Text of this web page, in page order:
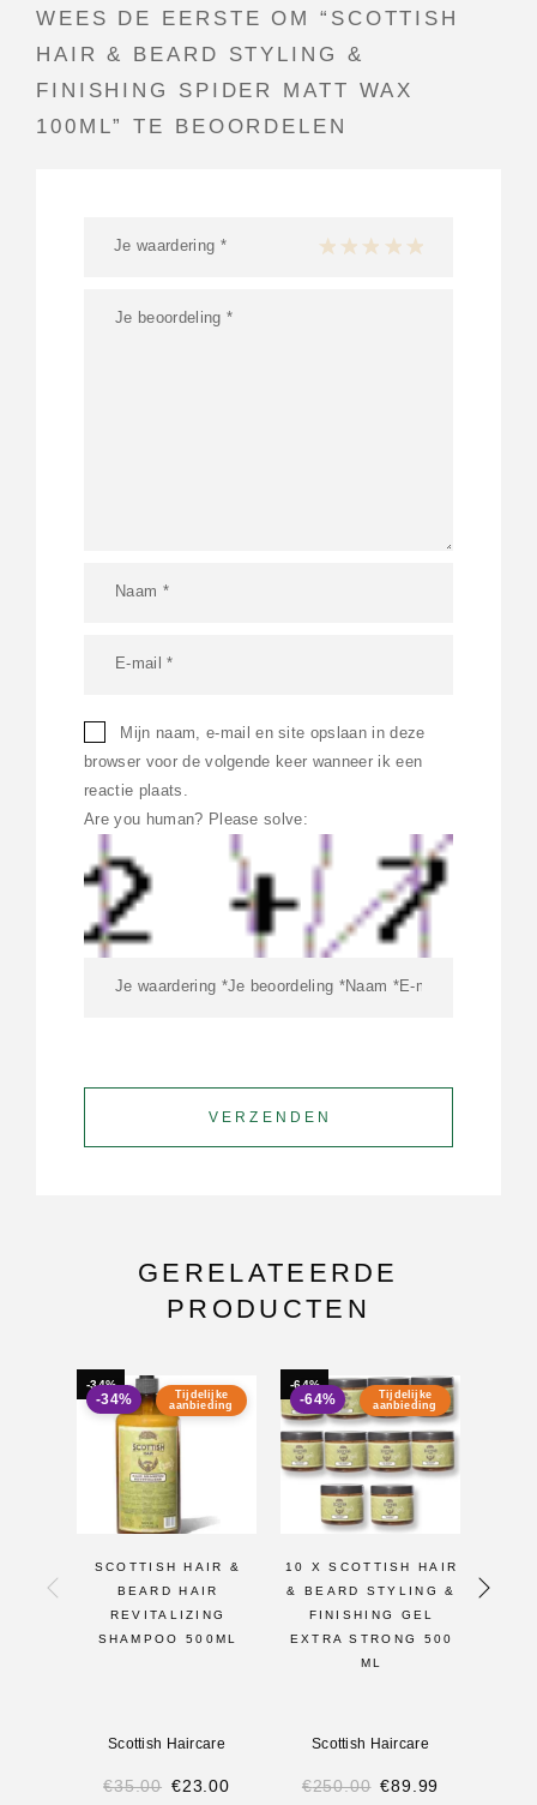
WEES DE EERSTE OM “SCOTTISH
HAIR & BEARD STYLING &
FINISHING SPIDER MATT WAX
100ML” TE BEOORDELEN
Je waardering * 1 van de 5 sterren
2 van de 5 sterren
3 van de 5 sterren
4 van de 5 sterren
Mijn naam, e-mail en site opslaan in deze
browser voor de volgende keer wanneer ik een
reactie plaats.
Are you human? Please solve:
GERELATEERDE
PRODUCTEN
-34%
Tijdelijke
aanbieding
-34%
SCOTTISH HAIR &
BEARD HAIR
REVITALIZING
SHAMPOO 500ML
Scottish Haircare
€35.00 €23.00
-64%
Tijdelijke
aanbieding
-64%
10 X SCOTTISH HAIR
& BEARD STYLING &
FINISHING GEL
EXTRA STRONG 500
ML
Scottish Haircare
€250.00 €89.99